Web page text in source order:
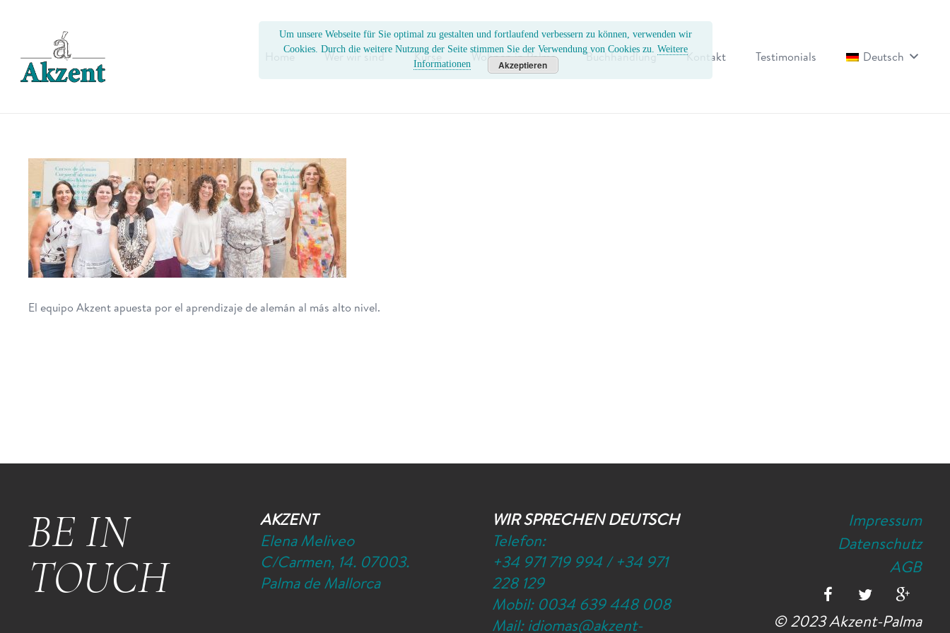
Home Wer wir sind Kurse Wohnen in Palma Buchhandlung Kontakt Testimonials Deutsch
El equipo Akzent apuesta por el aprendizaje de alemán al más alto nivel.
BE IN
TOUCH
AKZENT
Elena Meliveo
C/Carmen, 14. 07003.
Palma de Mallorca
WIR SPRECHEN DEUTSCH
Telefon:
+34 971 719 994 / +34 971
228 129
Mobil: 0034 639 448 008
Mail: idiomas@akzent-
Impressum
Datenschutz
AGB
© 2023 Akzent-Palma
Um unsere Webseite für Sie optimal zu gestalten und fortlaufend verbessern zu können, verwenden wir
Cookies. Durch die weitere Nutzung der Seite stimmen Sie der Verwendung von Cookies zu. Weitere
Informationen
Akzeptieren